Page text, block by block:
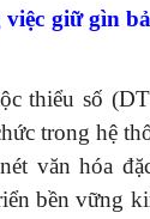
giữ gìn
thiểu số
trong hệ
văn hóa
bền vững